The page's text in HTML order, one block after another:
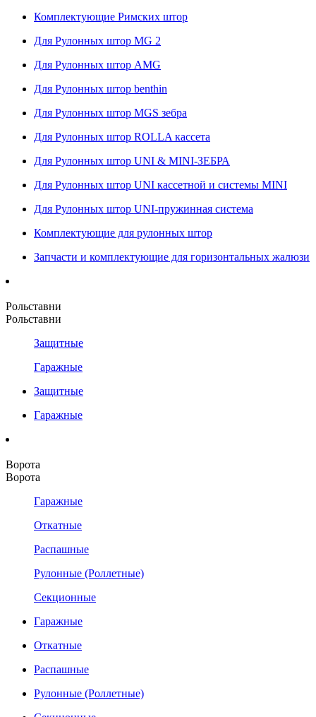
Комплектующие Римских штор
Для Рулонных штор MG 2
Для Рулонных штор AMG
Для Рулонных штор benthin
Для Рулонных штор MGS зебра
Для Рулонных штор ROLLA кассета
Для Рулонных штор UNI & MINI-ЗЕБРА
Для Рулонных штор UNI кассетной и системы MINI
Для Рулонных штор UNI-пружинная система
Комплектующие для рулонных штор
Запчасти и комплектующие для горизонтальных жалюзи
Рольставни
Рольставни
Защитные
Гаражные
Защитные
Гаражные
Ворота
Ворота
Гаражные
Откатные
Распашные
Рулонные (Роллетные)
Секционные
Гаражные
Откатные
Распашные
Рулонные (Роллетные)